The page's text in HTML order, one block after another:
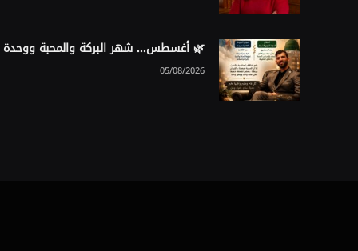
🌿 أغسطس… شهر البركة والمحبة ووحدة
05/08/2026